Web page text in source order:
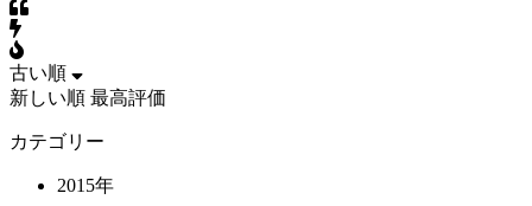
古い順
新しい順 最高評価
カテゴリー
2015年